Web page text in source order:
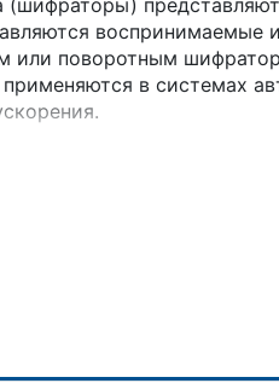
воспринимаемые
или поворотным
в системах
энкодеры
использовать
того, вверх или